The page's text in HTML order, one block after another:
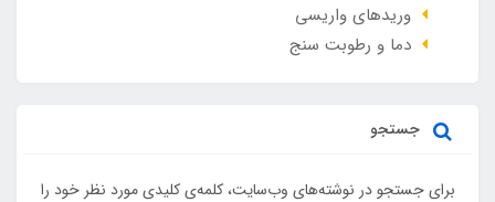
وريدهاي واريسي
دما و رطوبت سنج
جستجو
برای جستجو در نوشته‌های وب‌سایت، کلمه‌ی کلیدی مورد نظر خود را